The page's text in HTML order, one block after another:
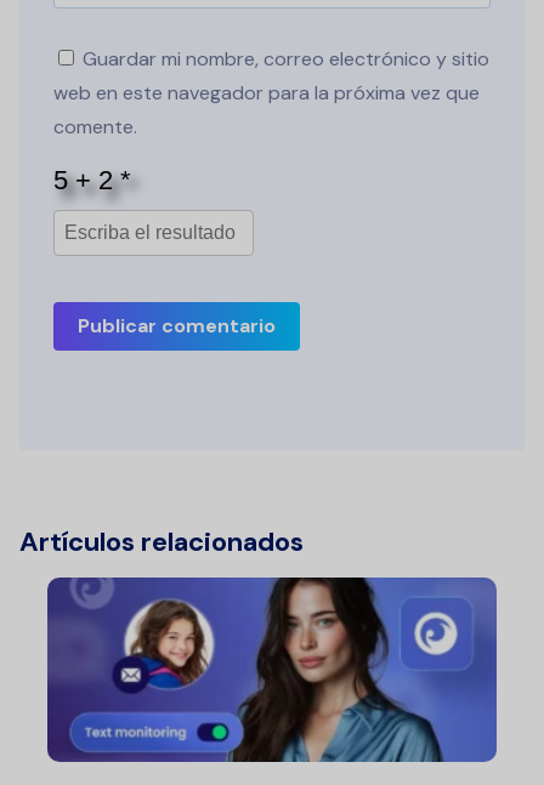
Guardar mi nombre, correo electrónico y sitio
web en este navegador para la próxima vez que
comente.
Publicar comentario
Artículos relacionados